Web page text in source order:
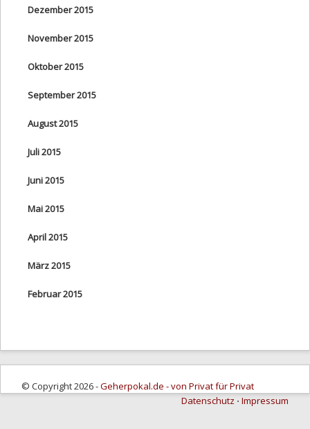
Dezember 2015
November 2015
Oktober 2015
September 2015
August 2015
Juli 2015
Juni 2015
Mai 2015
April 2015
März 2015
Februar 2015
© Copyright 2026 -Geherpokal.de - von Privat für Privat
Datenschutz ⋅ Impressum